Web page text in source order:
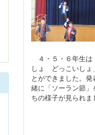
４・５・６年生は
しょ どっこいしょ
とができました。
緒に「ソーラン節
ちの様子が見られま